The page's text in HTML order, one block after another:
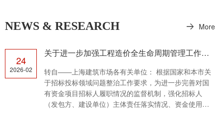
NEWS & RESEARCH More
24
2026-02
关于进一步加强工程造价全生命周期管理工作提示（一）
转自——上海建筑市场各有关单位： 根据国家和本市关
于招标投标领域问题整治工作要求，为进一步完善对国
有资金项目招标人履职情况的监督机制，强化招标人
（发包方、建设单位）主体责任落实情况、资金使用效